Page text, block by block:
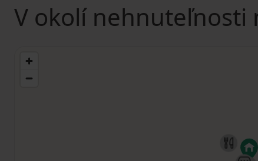
V okolí nehnuteľnosti